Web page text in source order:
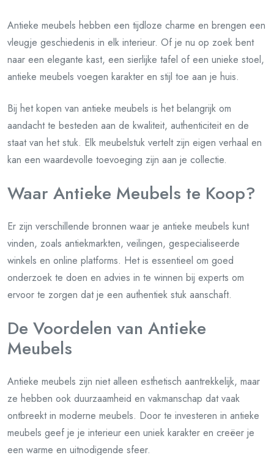
Antieke meubels hebben een tijdloze charme en brengen een
vleugje geschiedenis in elk interieur. Of je nu op zoek bent
naar een elegante kast, een sierlijke tafel of een unieke stoel,
antieke meubels voegen karakter en stijl toe aan je huis.
Bij het kopen van antieke meubels is het belangrijk om
aandacht te besteden aan de kwaliteit, authenticiteit en de
staat van het stuk. Elk meubelstuk vertelt zijn eigen verhaal en
kan een waardevolle toevoeging zijn aan je collectie.
Waar Antieke Meubels te Koop?
Er zijn verschillende bronnen waar je antieke meubels kunt
vinden, zoals antiekmarkten, veilingen, gespecialiseerde
winkels en online platforms. Het is essentieel om goed
onderzoek te doen en advies in te winnen bij experts om
ervoor te zorgen dat je een authentiek stuk aanschaft.
De Voordelen van Antieke
Meubels
Antieke meubels zijn niet alleen esthetisch aantrekkelijk, maar
ze hebben ook duurzaamheid en vakmanschap dat vaak
ontbreekt in moderne meubels. Door te investeren in antieke
meubels geef je je interieur een uniek karakter en creëer je
een warme en uitnodigende sfeer.